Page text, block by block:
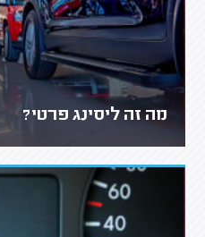
מה זה ליסינג פרטי?